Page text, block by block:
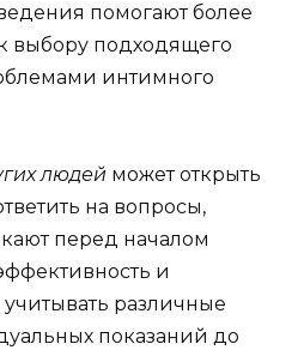
помогают более
выбору подходящего
интимного
людей может открыть
на вопросы,
перед началом
и
различные
показаний до